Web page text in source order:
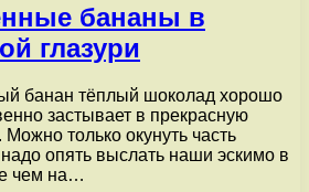
бананы в
глазури
банан тёплый шоколад хорошо
застывает в прекрасную
Можно только окунуть часть
опять выслать наши эскимо в
чем на…